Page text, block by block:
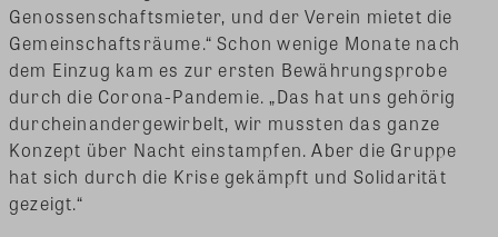
Genossenschaftsmieter, und der Verein mietet die
Gemeinschaftsräume.“ Schon wenige Monate nach
dem Einzug kam es zur ersten Bewährungsprobe
durch die Corona-Pandemie. „Das hat uns gehörig
durcheinandergewirbelt, wir mussten das ganze
Konzept über Nacht einstampfen. Aber die Gruppe
hat sich durch die Krise gekämpft und Solidarität
gezeigt.“